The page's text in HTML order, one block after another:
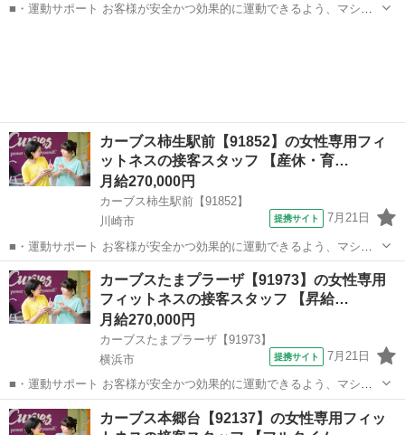
■・運動サポート お客様が安全かつ効果的に運動できるよう、マシン
カーブス柿生駅前【91852】の女性専用フィ
ットネスの接客スタッフ 【産休・育…
月給270,000円
カーブス柿生駅前【91852】
川崎市
提携サイト 7月21日
■・運動サポート お客様が安全かつ効果的に運動できるよう、マシン
の使い方をアドバイスします。運動が初めての方や苦手な方がほとん
どなので、難しい指導はありません。「今日はこの動きを意識しまし
ょう！」といったお声がけをしながら、...
神奈川 川崎市 その他
カーブスたまプラーザ【91973】の女性専用
フィットネスの接客スタッフ 【昇給…
月給270,000円
カーブスたまプラーザ【91973】
横浜市
提携サイト 7月21日
■・運動サポート お客様が安全かつ効果的に運動できるよう、マシン
の使い方をアドバイスします。運動が初めての方や苦手な方がほとん
どなので、難しい指導はありません。「今日はこの動きを意識しまし
神奈川 横浜市 その他
カーブス本郷台【92137】の女性専用フィッ